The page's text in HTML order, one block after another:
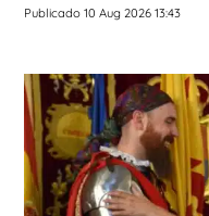
Publicado 10 Aug 2026 13:43